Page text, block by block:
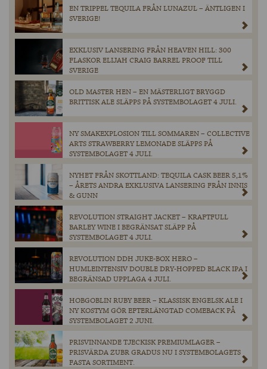
EN TRIPPEL TEQUILA FRÅN LUNAZUL – ÄNTLIGEN I
SVERIGE!
EXKLUSIV LANSERING FRÅN HEAVEN HILL: 300
FLASKOR ELIJAH CRAIG BARREL PROOF TILL
SVERIGE
OLD MASTER HEN – EN MÄSTERLIGT BRYGGD
BRITTISK ALE SLÄPPS PÅ SYSTEMBOLAGET 4 JULI.
NY SMAKEXPLOSION TILL SOMMAREN – COLLECTIVE
ARTS STRAWBERRY LEMONADE SLÄPPS PÅ
SYSTEMBOLAGET 4 JULI.
NYHET FRÅN SKOTTLAND: TEQUILA CASK BEER 5,1%
– ÅRETS ANDRA EXKLUSIVA LANSERING FRÅN INNIS
& GUNN
REVOLUTION STRAIGHT JACKET – KRAFTFULL
BARLEY WINE I BEGRÄNSAT SLÄPP PÅ
SYSTEMBOLAGET 4 JULI.
REVOLUTION DDH JUKE-BOX HERO –
HUMLEINTENSIV DOUBLE DRY-HOPPED BLACK IPA I
BEGRÄNSAD UPPLAGA 4 JULI.
HOBGOBLIN RUBY BEER – KLASSISK ENGELSK ALE I
NY KOSTYM GÖR EFTERLÄNGTAD COMEBACK PÅ
SYSTEMBOLAGET 2 JUNI.
PRISVINNANDE TJECKISK PREMIUMLAGER –
PRISVÄRDA ZUBR GRADUS NU I SYSTEMBOLAGETS
FASTA SORTIMENT.